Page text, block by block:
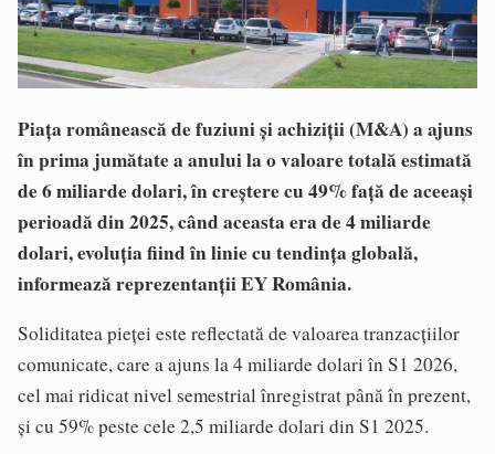
Piaţa românească de fuziuni şi achiziţii (M&A) a ajuns
în prima jumătate a anului la o valoare totală estimată
de 6 miliarde dolari, în creştere cu 49% faţă de aceeaşi
perioadă din 2025, când aceasta era de 4 miliarde
dolari, evoluţia fiind în linie cu tendinţa globală,
informează reprezentanții EY România.
Soliditatea pieţei este reflectată de valoarea tranzacţiilor
comunicate, care a ajuns la 4 miliarde dolari în S1 2026,
cel mai ridicat nivel semestrial înregistrat până în prezent,
şi cu 59% peste cele 2,5 miliarde dolari din S1 2025.